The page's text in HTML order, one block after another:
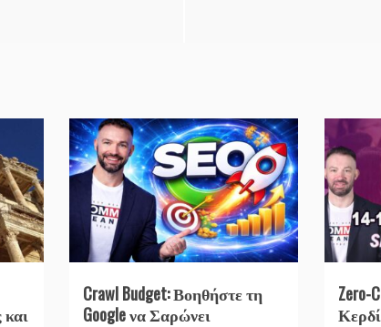
Crawl Budget: Βοηθήστε τη
Google να Σαρώνει
Zero-